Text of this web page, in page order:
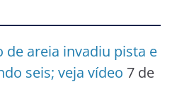
de areia invadiu pista e
seis; veja vídeo 7 de